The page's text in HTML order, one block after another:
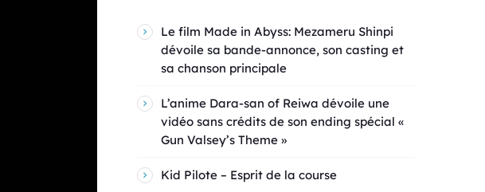
Le film Made in Abyss: Mezameru Shinpi
dévoile sa bande-annonce, son casting et
sa chanson principale
L’anime Dara-san of Reiwa dévoile une
vidéo sans crédits de son ending spécial «
Gun Valsey’s Theme »
Kid Pilote – Esprit de la course